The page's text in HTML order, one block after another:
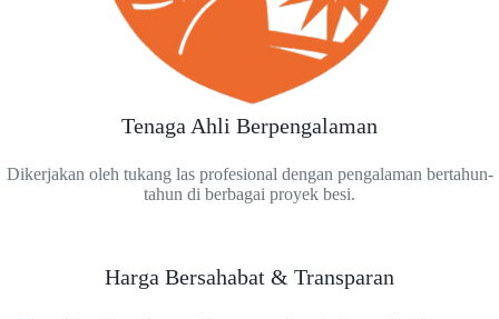
Tenaga Ahli Berpengalaman
Dikerjakan oleh tukang las profesional dengan pengalaman bertahun-
tahun di berbagai proyek besi.
Harga Bersahabat & Transparan